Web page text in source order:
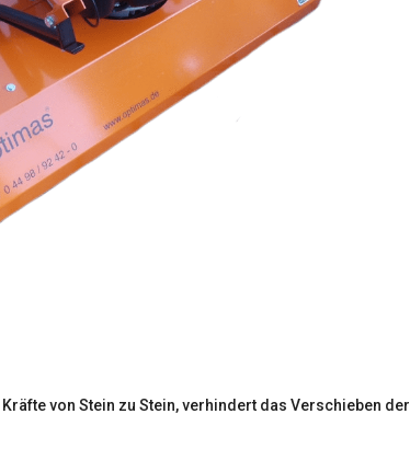
von Stein zu Stein, verhindert das Verschieben der